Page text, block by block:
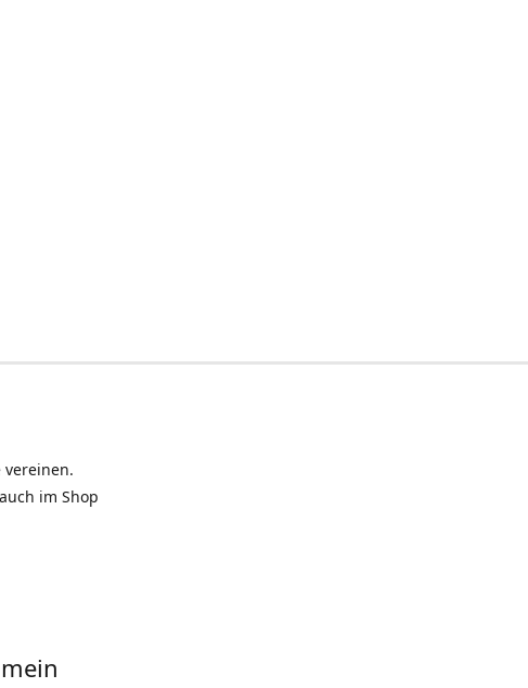
im Shop